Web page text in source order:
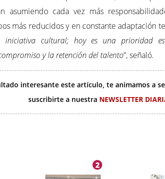
asumiendo cada vez más
más reducidos y en constante adaptación
cultural; hoy es una prioridad
y la retención del talento”, señaló.
interesante este artículo, te animamos a
suscribirte a nuestra NEWSLETTER
2